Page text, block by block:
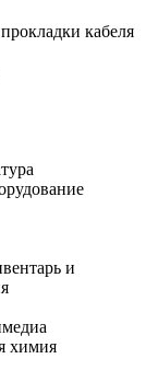
кабеля
и
химия